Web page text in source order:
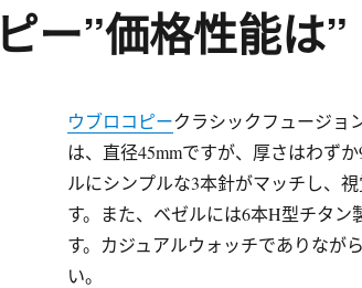
ー”価格性能は
ウブロコピークラシックフュージョ
は、直径45mmですが、厚さはわず
ルにシンプルな3本針がマッチし、
す。また、ベゼルには6本H型チタ
す。カジュアルウォッチでありなが
い。